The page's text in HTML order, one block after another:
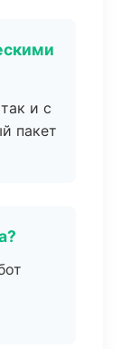
и с
пакет